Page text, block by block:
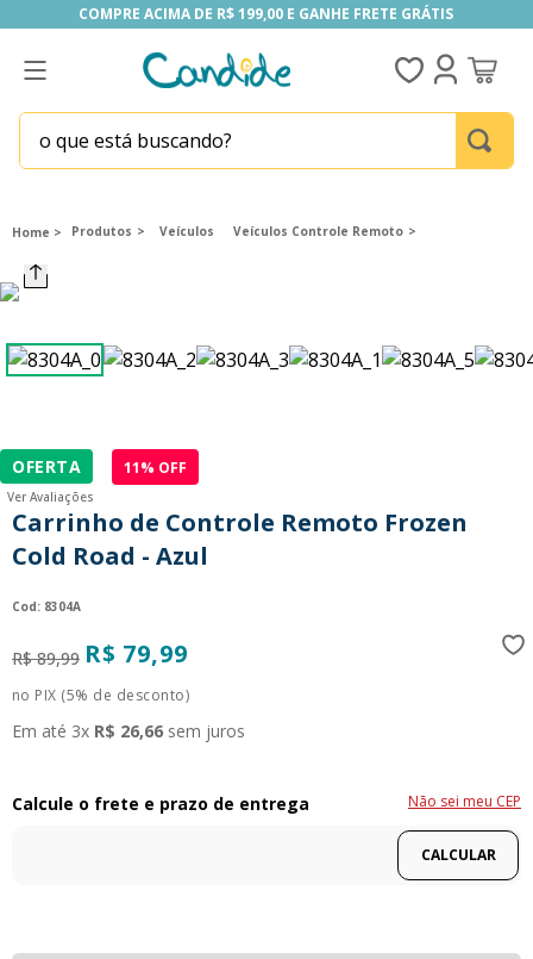
COMPRE ACIMA DE R$ 199,00 E GANHE FRETE GRÁTIS
COMPRE ACIMA DE R$ 199,00 E GANHE FRETE GRÁTIS
o que está buscando?
Produtos Veículos Veículos Controle Remoto
OFERTA 11% OFF
Ver Avaliações
Carrinho de Controle Remoto Frozen
Cold Road - Azul
: 8304A
R$ 89,99 R$ 79,99
no PIX (5% de desconto)
Em até 3x R$ 26,66 sem juros
Não sei meu CEP
funko
7º
º
funko pop
9º
guerreiras kpop